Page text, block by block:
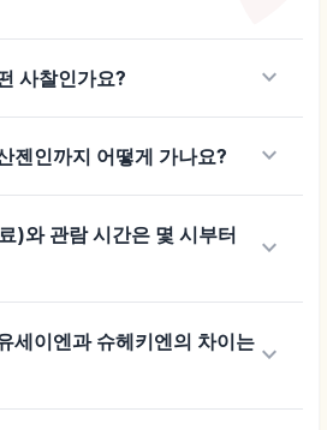
사찰인가요? keyboard_arrow_down
젠인까지 어떻게 가나요? keyboard_arrow_down
)와 관람 시간은 몇 시부터
keyboard_arrow_down
세이엔과 슈헤키엔의 차이는 keyboard_arrow_down